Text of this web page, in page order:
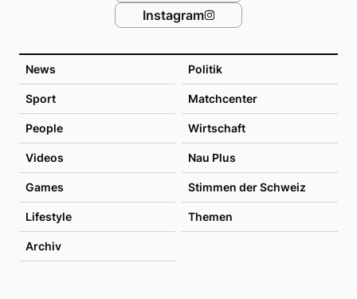
News Politik
Sport Matchcenter
People Wirtschaft
Videos Nau Plus
Games Stimmen der Schweiz
Lifestyle Themen
Archiv
Instagram